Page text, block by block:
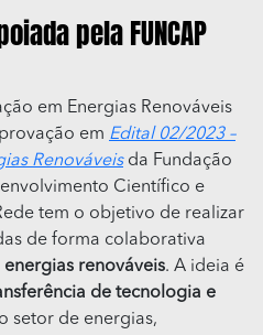
pela FUNCAP
em Energias Renováveis
em Edital 02/2023 –
Renováveisda Fundação
Científico e
tem o objetivo de realizar
de forma colaborativa
energias renováveis. A ideia é
de tecnologia e
setor de energias,